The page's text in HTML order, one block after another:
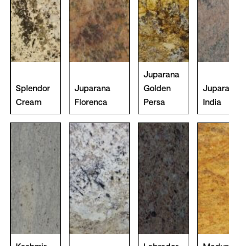
Splendor
Cream
Juparana
Florenca
Juparana
Golden
Persa
India